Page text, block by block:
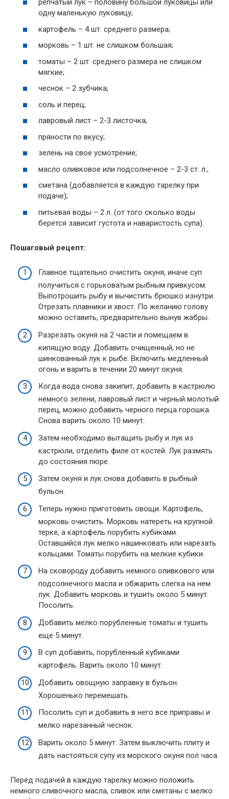
репчатый лук – половину большой луковицы или
одну маленькую луковицу;
картофель – 4 шт. среднего размера;
морковь – 1 шт. не слишком большая;
томаты – 2 шт. среднего размера не слишком
мягкие;
чеснок – 2 зубчика;
соль и перец;
лавровый лист – 2-3 листочка;
пряности по вкусу;
зелень на свое усмотрение;
масло оливковое или подсолнечное – 2-3 ст. л.;
сметана (добавляется в каждую тарелку при
подаче);
питьевая воды – 2 л. (от того сколько воды
берется зависит густота и наваристость супа).
Пошаговый рецепт:
Главное тщательно очистить окуня, иначе суп
получиться с горьковатым рыбным привкусом.
Выпотрошить рыбу и вычистить брюшко изнутри.
Отрезать плавники и хвост. По желанию голову
можно оставить, предварительно вынув жабры.
Разрезать окуня на 2 части и помещаем в
кипящую воду. Добавить очищенный, но не
шинкованный лук к рыбе. Включить медленный
огонь и варить в течении 20 минут окуня.
Когда вода снова закипит, добавить в кастрюлю
немного зелени, лавровый лист и черный молотый
перец, можно добавить черного перца горошка.
Снова варить около 10 минут.
Затем необходимо вытащить рыбу и лук из
кастрюли, отделить филе от костей. Лук размять
до состояния пюре.
Затем окуня и лук снова добавить в рыбный
бульон.
Теперь нужно приготовить овощи. Картофель,
морковь очистить. Морковь натереть на крупной
терке, а картофель порубить кубиками.
Оставшийся лук мелко нашинковать или нарезать
кольцами. Томаты порубить на мелкие кубики.
На сковороду добавить немного оливкового или
подсолнечного масла и обжарить слегка на нем
лук. Добавить морковь и тушить около 5 минут.
Посолить.
Добавить мелко порубленные томаты и тушить
еще 5 минут.
В суп добавить, порубленный кубиками
картофель. Варить около 10 минут.
Добавить овощную заправку в бульон.
Хорошенько перемешать.
Посолить суп и добавить в него все приправы и
мелко нарезанный чеснок.
Варить около 5 минут. Затем выключить плиту и
дать настояться супу из морского окуня пол часа.
Перед подачей в каждую тарелку можно положить
немного сливочного масла, сливок или сметаны с мелко